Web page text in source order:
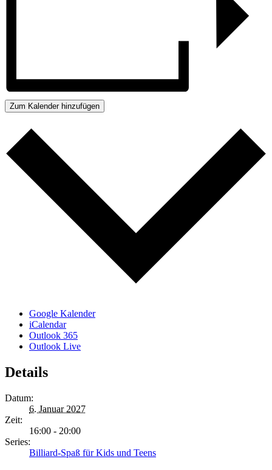
Zum Kalender hinzufügen
Google Kalender
iCalendar
Outlook 365
Outlook Live
Details
Datum:
6. Januar 2027
Zeit:
16:00 - 20:00
Series:
Billiard-Spaß für Kids und Teens